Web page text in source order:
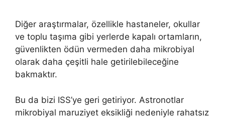
Diğer araştırmalar, özellikle hastaneler, okullar
ve toplu taşıma gibi yerlerde kapalı ortamların,
güvenlikten ödün vermeden daha mikrobiyal
olarak daha çeşitli hale getirilebileceğine
bakmaktır.
Bu da bizi ISS’ye geri getiriyor. Astronotlar
mikrobiyal maruziyet eksikliği nedeniyle rahatsız